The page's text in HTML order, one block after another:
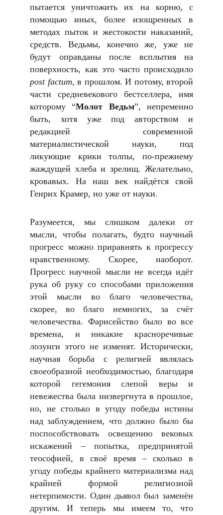
пытается уничтожить их на корню, с
помощью иных, более изощренных в
методах пыток и жестокости наказаний,
средств. Ведьмы, конечно же, уже не
будут оправданы после всплытия на
поверхность, как это часто происходило
post factum, в прошлом. И потому, второй
части средневекового бестселлера, имя
которому “Молот Ведьм”, непременно
быть, хотя уже под авторством и
редакцией современной
материалистической науки, под
ликующие крики толпы, по-прежнему
жаждущей хлеба и зрелищ. Желательно,
кровавых. На наш век найдётся свой
Генрих Крамер, но уже от науки.
Разумеется, мы слишком далеки от
мысли, чтобы полагать, будто научный
прогресс можно приравнять к прогрессу
нравственному. Скорее, наоборот.
Прогресс научной мысли не всегда идёт
рука об руку со способами приложения
этой мысли во благо человечества,
скорее, во благо немногих, за счёт
человечества. Фарисейство было во все
времена, и никакие красноречивые
лозунги этого не изменят. Исторически,
научная борьба с религией являлась
своеобразной необходимостью, благодаря
которой гегемония слепой веры и
невежества была низвергнута в прошлое,
но, не столько в угоду победы истины
над заблуждением, что должно было бы
поспособствовать освещению вековых
искажений – попытка, предпринятой
теософией, в своё время – сколько в
угоду победы крайнего материализма над
крайней формой религиозной
нетерпимости. Один дьявол был заменён
другим. И теперь мы имеем то, что